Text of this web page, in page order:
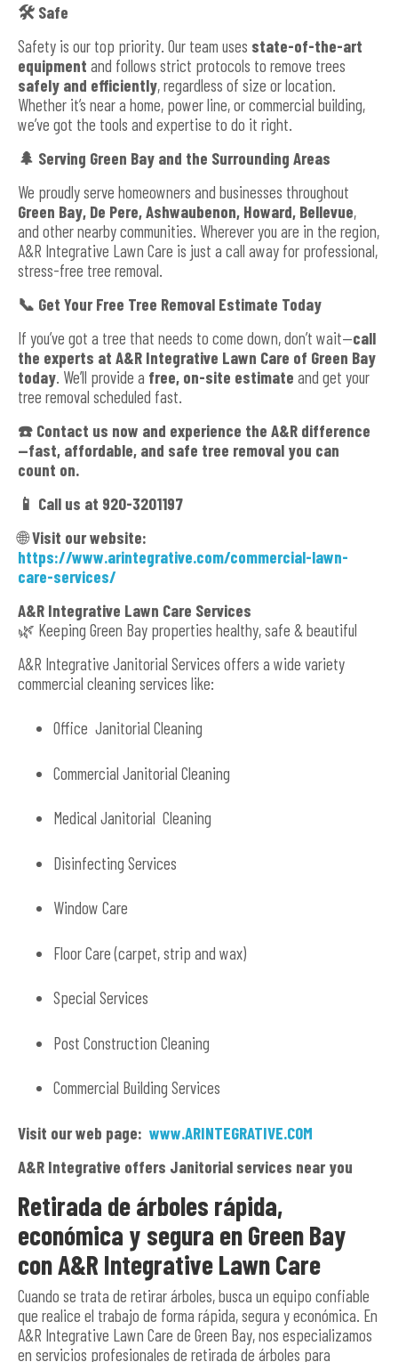
🛠️ Safe
Safety is our top priority. Our team uses state-of-the-art
equipment and follows strict protocols to remove trees
safely and efficiently, regardless of size or location.
Whether it’s near a home, power line, or commercial building,
we’ve got the tools and expertise to do it right.
🌲 Serving Green Bay and the Surrounding Areas
We proudly serve homeowners and businesses throughout
Green Bay, De Pere, Ashwaubenon, Howard, Bellevue,
and other nearby communities. Wherever you are in the region,
A&R Integrative Lawn Care is just a call away for professional,
stress-free tree removal.
📞 Get Your Free Tree Removal Estimate Today
If you’ve got a tree that needs to come down, don’t wait—call
the experts at A&R Integrative Lawn Care of Green Bay
today. We’ll provide a free, on-site estimate and get your
tree removal scheduled fast.
☎️ Contact us now and experience the A&R difference
—fast, affordable, and safe tree removal you can
count on.
📱 Call us at 920-3201197
🌐Visit our website:
https://www.arintegrative.com/commercial-lawn-
care-services/
A&R Integrative Lawn Care Services
🌿 Keeping Green Bay properties healthy, safe & beautiful
A&R Integrative Janitorial Services offers a wide variety
commercial cleaning services like:
Office Janitorial Cleaning
Commercial Janitorial Cleaning
Medical Janitorial Cleaning
Disinfecting Services
Window Care
Floor Care (carpet, strip and wax)
Special Services
Post Construction Cleaning
Commercial Building Services
Visit our web page: www.ARINTEGRATIVE.COM
A&R Integrative offers Janitorial services near you
Retirada de árboles rápida,
económica y segura en Green Bay
con A&R Integrative Lawn Care
Cuando se trata de retirar árboles, busca un equipo confiable
que realice el trabajo de forma rápida, segura y económica. En
A&R Integrative Lawn Care de Green Bay, nos especializamos
en servicios profesionales de retirada de árboles para